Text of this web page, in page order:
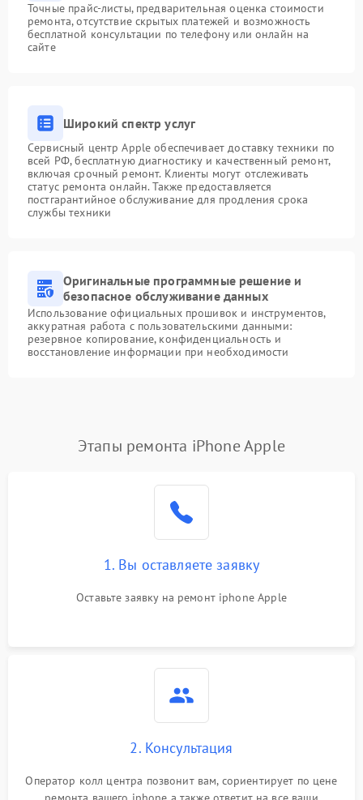
Точные прайс-листы, предварительная оценка стоимости
ремонта, отсутствие скрытых платежей и возможность
бесплатной консультации по телефону или онлайн на
сайте
Широкий спектр услуг
Сервисный центр Apple обеспечивает доставку техники по
всей РФ, бесплатную диагностику и качественный ремонт,
включая срочный ремонт. Клиенты могут отслеживать
статус ремонта онлайн. Также предоставляется
постгарантийное обслуживание для продления срока
службы техники
Оригинальные программные решение и
безопасное обслуживание данных
Использование официальных прошивок и инструментов,
аккуратная работа с пользовательскими данными:
резервное копирование, конфиденциальность и
восстановление информации при необходимости
Этапы ремонта iPhone Apple
1. Вы оставляете заявку
Оставьте заявку на ремонт iphone Apple
2. Консультация
Оператор колл центра позвонит вам, сориентирует по цене